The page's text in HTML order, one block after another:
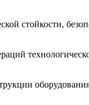
стойкости,